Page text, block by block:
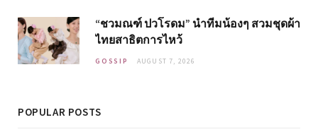
“ชวมณฑ์ ปวโรดม” นำทีมน้องๆ สวมชุดผ้า
ไทยสาธิตการไหว้
GOSSIP AUGUST 7, 2026
POPULAR POSTS